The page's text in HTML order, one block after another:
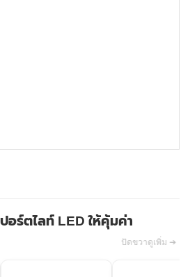
อร์ตไลท์ LED ให้คุ้มค่า
ปัดขวาดูเพิ่ม ➔